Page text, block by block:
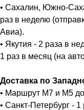
• Сахалин, Южно-
раз в неделю
Авиа).
• Якутия - 2 раза в
1 раз в месяц (на
Доставка по
• Маршрут М7 и М5
• Санкт-Петербург -